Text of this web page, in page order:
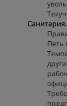
Санитария.
Пять